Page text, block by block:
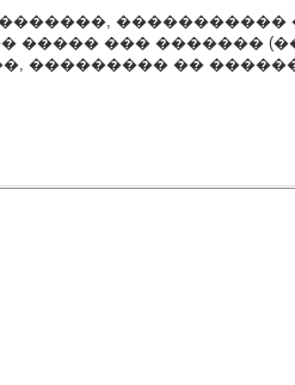
����� ��� �������
��������� ��